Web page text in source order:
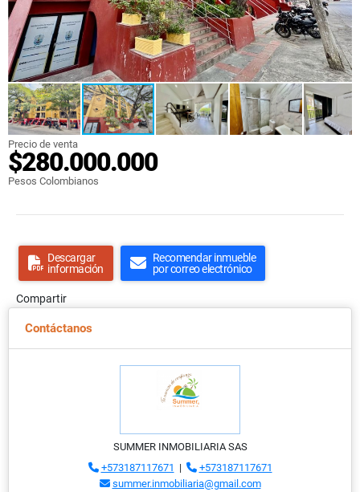
Precio de venta
$280.000.000
Pesos Colombianos
Descargar
información
Recomendar inmueble
por correo electrónico
Compartir
Contáctanos
SUMMER INMOBILIARIA SAS
+573187117671 |
+573187117671
summer.inmobiliaria@gmail.com